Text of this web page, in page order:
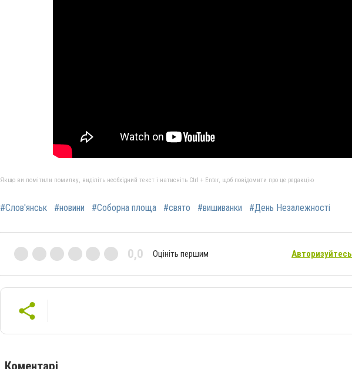
Якщо ви помітили помилку, виділіть необхідний текст і натисніть Ctrl + Enter, щоб повідомити про це редакцію
#Слов'янськ #новини #Соборна площа #свято #вишиванки #День Незалежності
0,0 Оцініть першим Авторизуйтесь
Коментарі